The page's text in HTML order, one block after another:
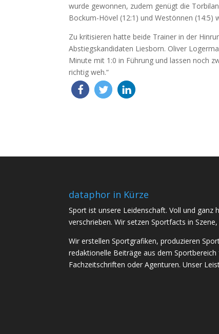
wurde gewonnen, zudem genügt die
Bockum-Hövel (12:1) und Westönnen (14:5)
Zu kritisieren hatte beide Trainer in der
Abstiegskandidaten Liesborn. Oliver
Minute mit 1:0 in Führung und lassen noch
richtig weh.“
dataphor in Kürze
Sport ist unsere Leidenschaft. Voll und ganz
verschrieben. Wir setzen Sportfacts in
Wir erstellen Sportgrafiken, produzieren
redaktionelle Beiträge aus dem
Fachzeitschriften oder Agenturen. Unser